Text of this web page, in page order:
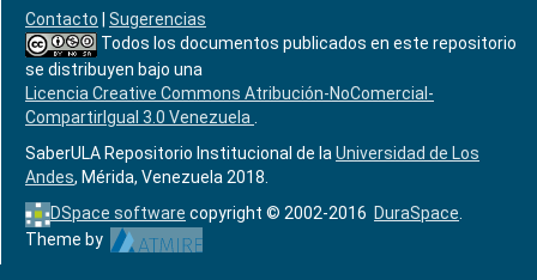
Contacto
Sugerencias
Todos los documentos publicados en este repositorio
se distribuyen bajo una
Licencia Creative Commons Atribución-NoComercial-
CompartirIgual 3.0 Venezuela
SaberULA Repositorio Institucional de la Universidad de Los
Andes, Mérida, Venezuela 2018.
DSpace software copyright © 2002-2016 DuraSpace
Theme by